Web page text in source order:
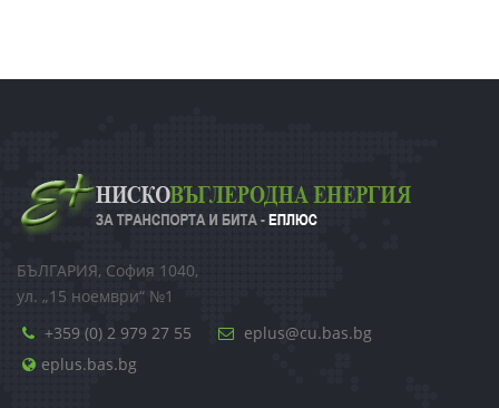
БЪЛГАРИЯ, София 1040,
ул. „15 ноември“ №1
+359 (0) 2 979 27 55
eplus@cu.bas.bg
eplus.bas.bg